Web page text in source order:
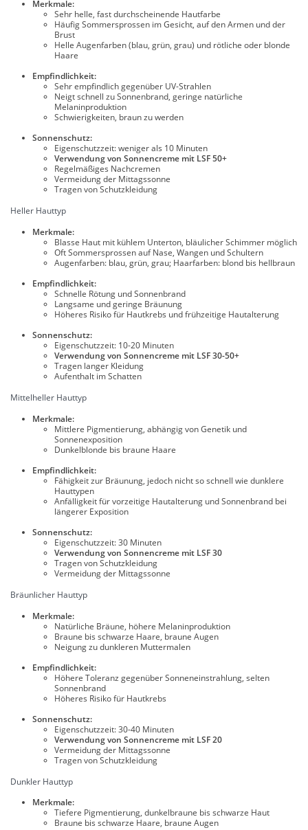
Merkmale:
Sehr helle, fast durchscheinende Hautfarbe
Häufig Sommersprossen im Gesicht, auf den Armen und der
Brust
Helle Augenfarben (blau, grün, grau) und rötliche oder blonde
Haare
Empfindlichkeit:
Sehr empfindlich gegenüber UV-Strahlen
Neigt schnell zu Sonnenbrand, geringe natürliche
Melaninproduktion
Schwierigkeiten, braun zu werden
Sonnenschutz:
Eigenschutzzeit: weniger als 10 Minuten
Verwendung von Sonnencreme mit LSF 50+
Regelmäßiges Nachcremen
Vermeidung der Mittagssonne
Tragen von Schutzkleidung
Heller Hauttyp
Merkmale:
Blasse Haut mit kühlem Unterton, bläulicher Schimmer möglich
Oft Sommersprossen auf Nase, Wangen und Schultern
Augenfarben: blau, grün, grau; Haarfarben: blond bis hellbraun
Empfindlichkeit:
Schnelle Rötung und Sonnenbrand
Langsame und geringe Bräunung
Höheres Risiko für Hautkrebs und frühzeitige Hautalterung
Sonnenschutz:
Eigenschutzzeit: 10-20 Minuten
Verwendung von Sonnencreme mit LSF 30-50+
Tragen langer Kleidung
Aufenthalt im Schatten
Mittelheller Hauttyp
Merkmale:
Mittlere Pigmentierung, abhängig von Genetik und
Sonnenexposition
Dunkelblonde bis braune Haare
Empfindlichkeit:
Fähigkeit zur Bräunung, jedoch nicht so schnell wie dunklere
Hauttypen
Anfälligkeit für vorzeitige Hautalterung und Sonnenbrand bei
längerer Exposition
Sonnenschutz:
Eigenschutzzeit: 30 Minuten
Verwendung von Sonnencreme mit LSF 30
Tragen von Schutzkleidung
Vermeidung der Mittagssonne
Bräunlicher Hauttyp
Merkmale:
Natürliche Bräune, höhere Melaninproduktion
Braune bis schwarze Haare, braune Augen
Neigung zu dunkleren Muttermalen
Empfindlichkeit:
Höhere Toleranz gegenüber Sonneneinstrahlung, selten
Sonnenbrand
Höheres Risiko für Hautkrebs
Sonnenschutz:
Eigenschutzzeit: 30-40 Minuten
Verwendung von Sonnencreme mit LSF 20
Vermeidung der Mittagssonne
Tragen von Schutzkleidung
Dunkler Hauttyp
Merkmale:
Tiefere Pigmentierung, dunkelbraune bis schwarze Haut
Braune bis schwarze Haare, braune Augen